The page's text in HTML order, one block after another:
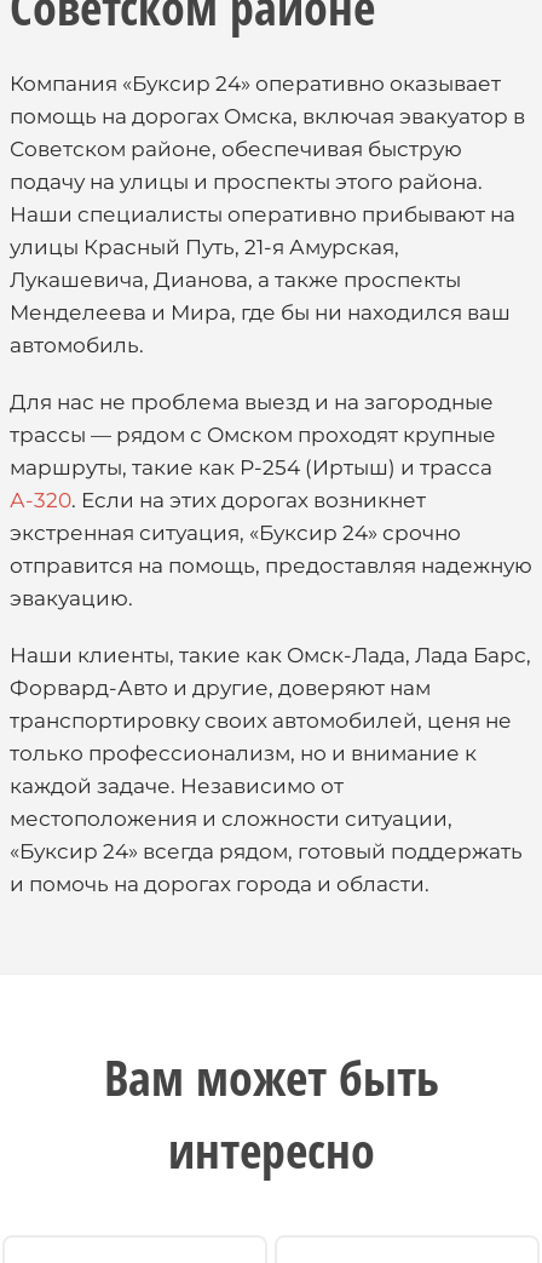
Компания «Буксир 24» оперативно оказывает
помощь на дорогах Омска, включая эвакуатор в
Советском районе, обеспечивая быструю
подачу на улицы и проспекты этого района.
Наши специалисты оперативно прибывают на
улицы Красный Путь, 21-я Амурская,
Лукашевича, Дианова, а также проспекты
Менделеева и Мира, где бы ни находился ваш
автомобиль.
Для нас не проблема выезд и на загородные
трассы — рядом с Омском проходят крупные
маршруты, такие как Р-254 (Иртыш) и трасса
А-320. Если на этих дорогах возникнет
экстренная ситуация, «Буксир 24» срочно
отправится на помощь, предоставляя надежную
эвакуацию.
Наши клиенты, такие как Омск-Лада, Лада Барс,
Форвард-Авто и другие, доверяют нам
транспортировку своих автомобилей, ценя не
только профессионализм, но и внимание к
каждой задаче. Независимо от
местоположения и сложности ситуации,
«Буксир 24» всегда рядом, готовый поддержать
и помочь на дорогах города и области.
Вам может быть
интересно